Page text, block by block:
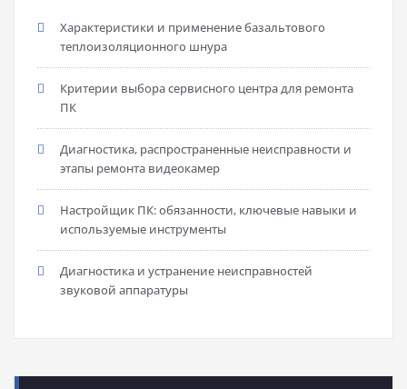
Характеристики и применение базальтового
теплоизоляционного шнура
Критерии выбора сервисного центра для ремонта
ПК
Диагностика, распространенные неисправности и
этапы ремонта видеокамер
Настройщик ПК: обязанности, ключевые навыки и
используемые инструменты
Диагностика и устранение неисправностей
звуковой аппаратуры